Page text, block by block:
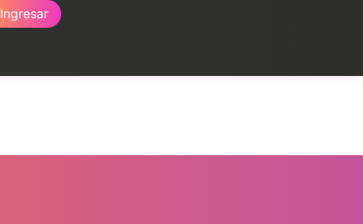
Ingresar